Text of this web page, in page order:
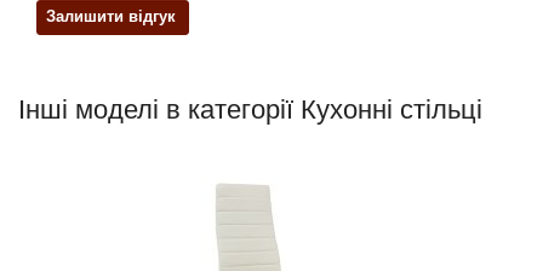
Залишити відгук
Інші моделі в категорії Кухонні стільці